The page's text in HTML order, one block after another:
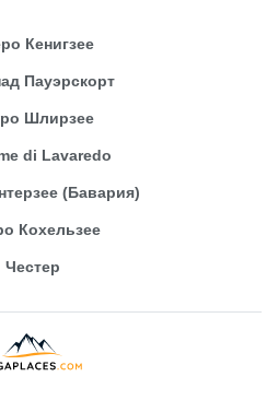
Кенигзее
Пауэрскорт
Шлирзее
di Lavaredo
(Бавария)
Кохельзее
Честер